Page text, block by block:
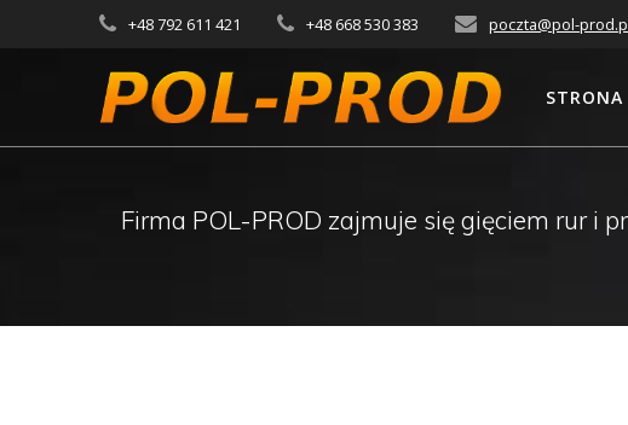
+48 792 611 421 +48 668 530 383 poczta@pol-
Firma POL-PROD zajmuje się gięciem rur i